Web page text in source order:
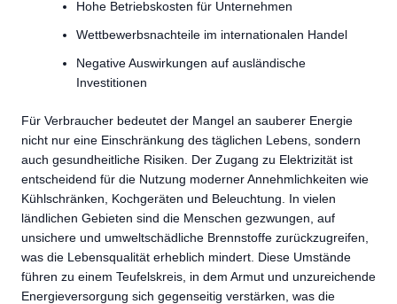
Hohe Betriebskosten für Unternehmen
Wettbewerbsnachteile im internationalen Handel
Negative Auswirkungen auf ausländische
Investitionen
Für Verbraucher bedeutet der Mangel an sauberer Energie
nicht nur eine Einschränkung des täglichen Lebens, sondern
auch gesundheitliche Risiken. Der Zugang zu Elektrizität ist
entscheidend für die Nutzung moderner Annehmlichkeiten wie
Kühlschränken, Kochgeräten und Beleuchtung. In vielen
ländlichen Gebieten sind die Menschen gezwungen, auf
unsichere und umweltschädliche Brennstoffe zurückzugreifen,
was die Lebensqualität erheblich mindert. Diese Umstände
führen zu einem Teufelskreis, in dem Armut und unzureichende
Energieversorgung sich gegenseitig verstärken, was die